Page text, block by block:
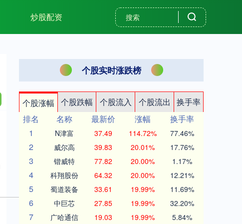
炒股配资
个股实时涨跌榜
个股涨幅 个股跌幅 个股流入 个股流出
换手率
排名
名称 最新价 涨幅
换手率
1
N津富 37.49 114.72% 77.46%
2 威尔高 39.83 20.01% 17.76%
3 锴威特 77.82 20.00% 1.17%
4 科翔股份 64.32 20.00% 12.21%
5 蜀道装备 33.61 19.99% 11.69%
6 中巨芯 27.85 19.99% 32.20%
7 广哈通信 19.03 19.99% 5.84%